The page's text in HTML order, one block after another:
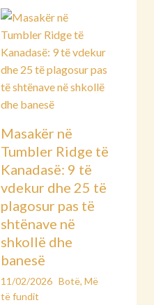
Masakër në
Tumbler Ridge të
Kanadasë: 9 të
vdekur dhe 25 të
plagosur pas të
shtënave në
shkollë dhe
banesë
11/02/2026 Botë, Më
të fundit